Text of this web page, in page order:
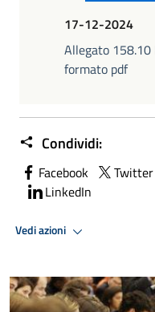
17-12-2024
Allegato 158.10
formato pdf
Condividi:
Facebook Twitter
LinkedIn
Vedi azioni